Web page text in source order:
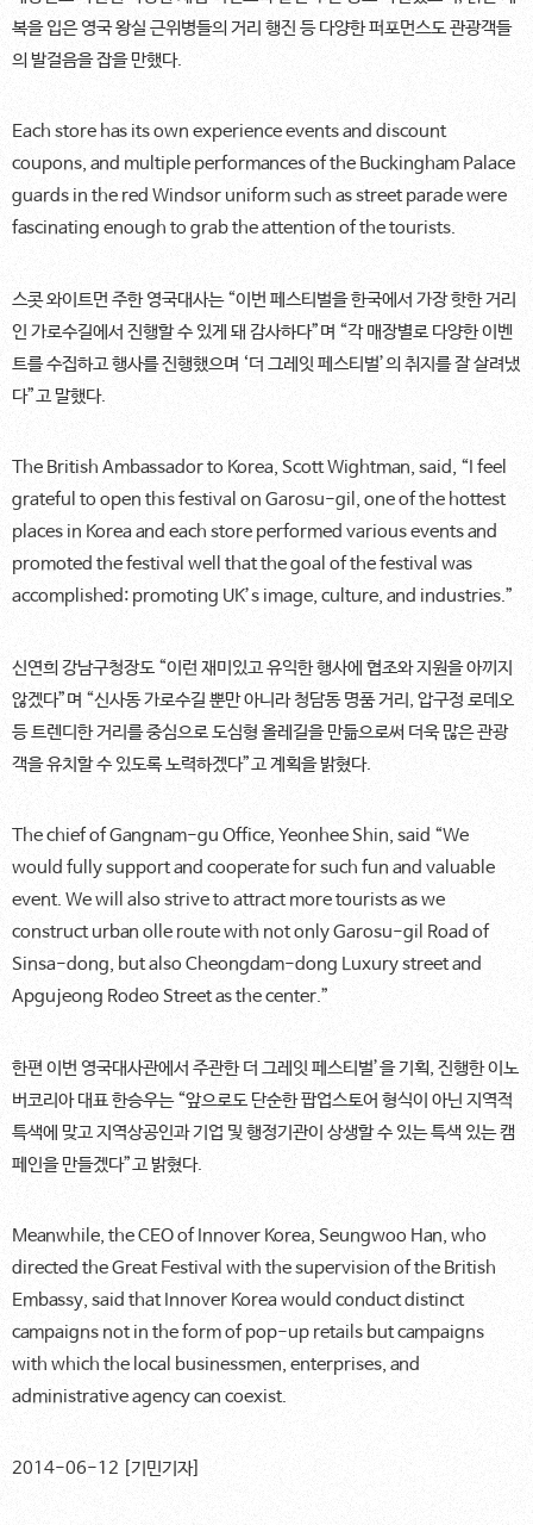
복을 입은 영국 왕실 근위병들의 거리 행진 등 다양한 퍼포먼스도 관광객들
의 발걸음을 잡을 만했다.
Each store has its own experience events and discount
coupons, and multiple performances of the Buckingham Palace
guards in the red Windsor uniform such as street parade were
fascinating enough to grab the attention of the tourists.
스콧 와이트먼 주한 영국대사는 “이번 페스티벌을 한국에서 가장 핫한 거리
인 가로수길에서 진행할 수 있게 돼 감사하다”며 “각 매장별로 다양한 이벤
트를 수집하고 행사를 진행했으며 ‘더 그레잇 페스티벌’의 취지를 잘 살려냈
다”고 말했다.
The British Ambassador to Korea, Scott Wightman, said, “I feel
grateful to open this festival on Garosu-gil, one of the hottest
places in Korea and each store performed various events and
promoted the festival well that the goal of the festival was
accomplished: promoting UK’s image, culture, and industries.”
신연희 강남구청장도 “이런 재미있고 유익한 행사에 협조와 지원을 아끼지
않겠다”며 “신사동 가로수길 뿐만 아니라 청담동 명품 거리, 압구정 로데오
등 트렌디한 거리를 중심으로 도심형 올레길을 만듦으로써 더욱 많은 관광
객을 유치할 수 있도록 노력하겠다”고 계획을 밝혔다.
The chief of Gangnam-gu Office, Yeonhee Shin, said “We
would fully support and cooperate for such fun and valuable
event. We will also strive to attract more tourists as we
construct urban olle route with not only Garosu-gil Road of
Sinsa-dong, but also Cheongdam-dong Luxury street and
Apgujeong Rodeo Street as the center.”
한편 이번 영국대사관에서 주관한 더 그레잇 페스티벌’을 기획, 진행한 이노
버코리아 대표 한승우는 “앞으로도 단순한 팝업스토어 형식이 아닌 지역적
특색에 맞고 지역상공인과 기업 및 행정기관이 상생할 수 있는 특색 있는 캠
페인을 만들겠다”고 밝혔다.
Meanwhile, the CEO of Innover Korea, Seungwoo Han, who
directed the Great Festival with the supervision of the British
Embassy, said that Innover Korea would conduct distinct
campaigns not in the form of pop-up retails but campaigns
with which the local businessmen, enterprises, and
administrative agency can coexist.
2014-06-12 [기민기자]